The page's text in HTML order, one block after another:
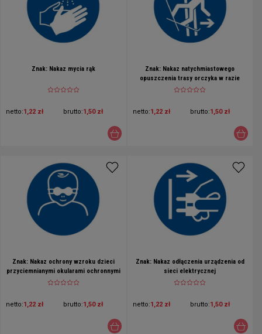
Znak: Nakaz mycia rąk
netto:1,22 zł brutto:1,50 zł
Znak: Nakaz natychmiastowego
opuszczenia trasy orczyka w razie
upadku
netto:1,22 zł brutto:1,50 zł
Znak: Nakaz ochrony wzroku dzieci
przyciemnianymi okularami ochronnymi
netto:1,22 zł brutto:1,50 zł
Znak: Nakaz odłączenia urządzenia od
sieci elektrycznej
netto:1,22 zł brutto:1,50 zł